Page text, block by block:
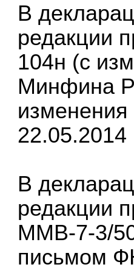
В
редакции
104н (с
Минфина
В
редакции
ММВ-7-3/
письмом